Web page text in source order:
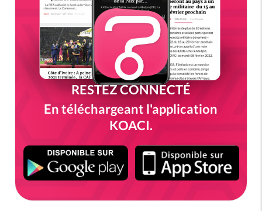
RESTEZ CONNECTÉ
En téléchargeant l'application
KOACI.